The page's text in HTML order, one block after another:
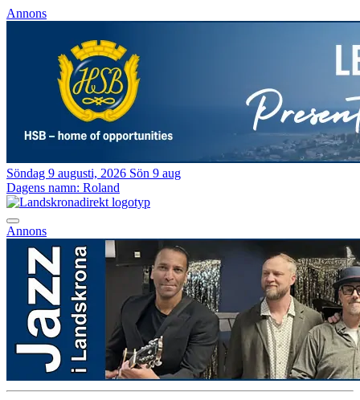
Annons
Söndag 9 augusti, 2026 Sön 9 aug
Dagens namn: Roland
Annons